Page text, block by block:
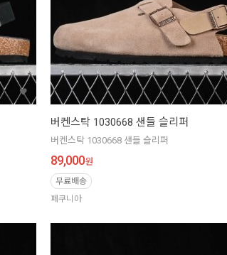
버켄스탁 1030668 샌들 슬리퍼
버켄스탁 1030668 샌들 슬리퍼
89,000원
무료배송
페쿠니아